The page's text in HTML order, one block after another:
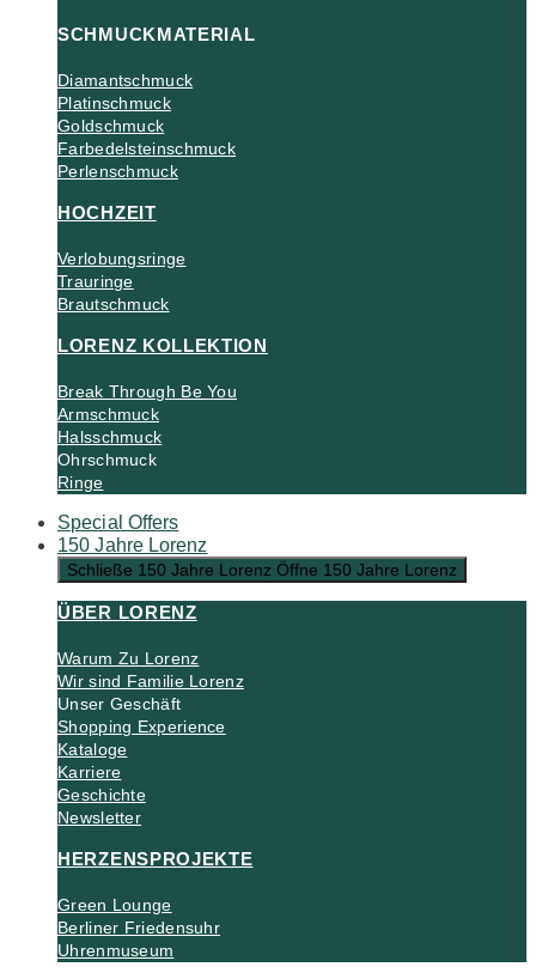
SCHMUCKMATERIAL
Diamantschmuck
Platinschmuck
Goldschmuck
Farbedelsteinschmuck
Perlenschmuck
HOCHZEIT
Verlobungsringe
Trauringe
Brautschmuck
LORENZ KOLLEKTION
Break Through Be You
Armschmuck
Halsschmuck
Ohrschmuck
Ringe
Special Offers
150 Jahre Lorenz
Schließe 150 Jahre Lorenz Öffne 150 Jahre Lorenz
ÜBER LORENZ
Warum Zu Lorenz
Wir sind Familie Lorenz
Unser Geschäft
Shopping Experience
Kataloge
Karriere
Geschichte
Newsletter
HERZENSPROJEKTE
Green Lounge
Berliner Friedensuhr
Uhrenmuseum